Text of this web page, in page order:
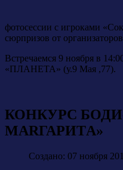
фотосессии с игроками
сюрпризов от
Встречаемся 9 ноября в
«ПЛАНЕТА» (у.9 Мая ,77).
КОНКУРС
МАRГАРИTА»
Создано: 07 ноября